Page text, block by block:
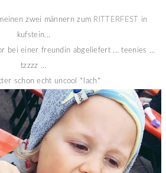
zwei männern zum RITTERFEST in
kufstein...
bei einer freundin abgeliefert ... teenies ...
tzzzz ...
schon echt uncool *lach*